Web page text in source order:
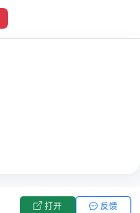
打开 反馈